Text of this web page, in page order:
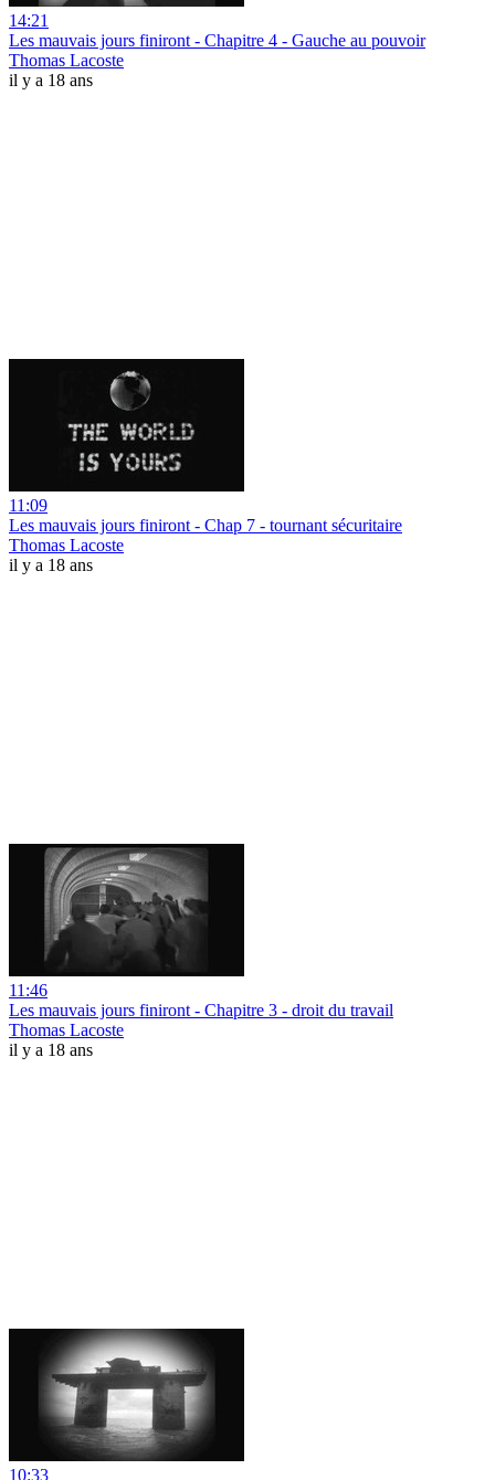
14:21
Les mauvais jours finiront - Chapitre 4 - Gauche au pouvoir
Thomas Lacoste
il y a 18 ans
11:09
Les mauvais jours finiront - Chap 7 - tournant sécuritaire
Thomas Lacoste
il y a 18 ans
11:46
Les mauvais jours finiront - Chapitre 3 - droit du travail
Thomas Lacoste
il y a 18 ans
10:33